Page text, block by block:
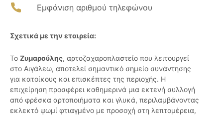
Εμφάνιση αριθμού τηλεφώνου
Σχετικά με την εταιρεία:
Το Ζυμαρούλης, αρτοζαχαροπλαστείο που λειτουργεί
στο Αιγάλεω, αποτελεί σημαντικό σημείο συνάντησης
για κατοίκους και επισκέπτες της περιοχής. Η
επιχείρηση προσφέρει καθημερινά μια εκτενή συλλογή
από φρέσκα αρτοποιήματα και γλυκά, περιλαμβάνοντας
εκλεκτό ψωμί φτιαγμένο με προσοχή στη λεπτομέρεια,